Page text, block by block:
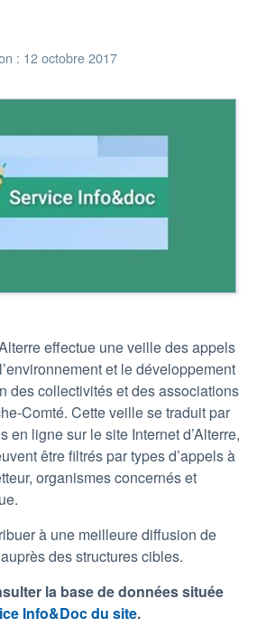
: 12 octobre 2017
effectue une veille des appels
et le développement
des collectivités et des associations
Comté. Cette veille se traduit par
en ligne sur le site Internet d’Alterre,
être filtrés par types d’appels à
organismes concernés et
à une meilleure diffusion de
des structures cibles.
la base de données située
Info&Doc du site.